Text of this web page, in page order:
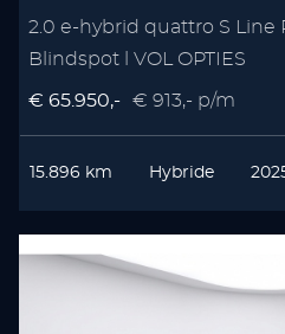
2.0 e-hybrid quattro S Line
Blindspot l VOL OPTIES
€ 65.950,- € 913,- p/m
15.896 km Hybride